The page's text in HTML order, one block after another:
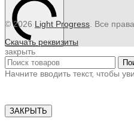
© 2026 Light Progress . Все
Скачать реквизиты
закрыть
Начните вводить текст, чтобы
ЗАКРЫТЬ